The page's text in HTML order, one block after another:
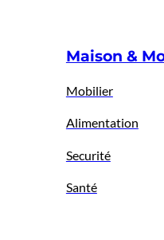
Maison &
Mobilier
Alimentation
Securité
Santé